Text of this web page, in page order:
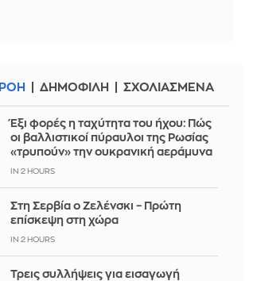
ΡΟΗ ΔΗΜΟΦΙΛΗ ΣΧΟΛΙΑΣΜΕΝΑ
Έξι φορές η ταχύτητα του ήχου: Πώς
οι βαλλιστικοί πύραυλοι της Ρωσίας
«τρυπούν» την ουκρανική αεράμυνα
IN 2 HOURS
Στη Σερβία ο Ζελένσκι – Πρώτη
επίσκεψη στη χώρα
IN 2 HOURS
Τρεις συλλήψεις για εισαγωγή